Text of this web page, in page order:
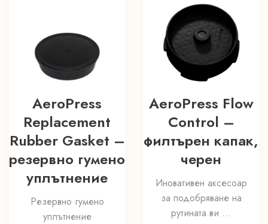
AeroPress
Replacement
Rubber Gasket –
резервно гумено
уплътнение
Резервно гумено
уплътнение
AeroPress Flow
Control –
филтърен капак,
черен
Иновативен аксесоар
за подобряване на
рутината ви ...